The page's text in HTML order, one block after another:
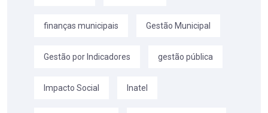
finanças municipais Gestão Municipal
Gestão por Indicadores gestão pública
Impacto Social Inatel